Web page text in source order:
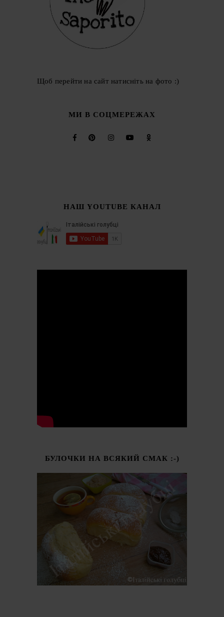
Щоб перейти на сайт натисніть на фото :)
МИ В СОЦМЕРЕЖАХ
НАШ YOUTUBE КАНАЛ
БУЛОЧКИ НА ВСЯКИЙ СМАК :-)